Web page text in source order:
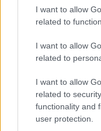
I want to allow
related to
I want to allow
related to
I want to allow
related to
functionality and
user protection.
Sziasztok!!Nem
2007-11-12 10:54:52 AM
hát olvasgatva a
t!hát ennek a telnek a